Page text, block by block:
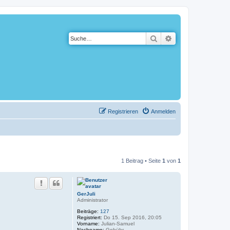
Suche
Anmelden
Registrieren
1 Beitrag • Seite 1 von 1
GerJuli
Administrator
Beiträge: 127
Registriert: Do 15. Sep 2016, 20:05
Vorname: Julian-Samuel